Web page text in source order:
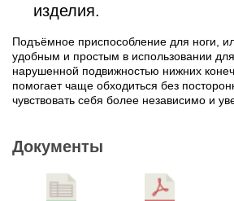
изделия.
Подъёмное приспособление для ноги,
удобным и простым в использовании
нарушенной подвижностью нижних
помогает чаще обходиться без
чувствовать себя более независимо и
Документы